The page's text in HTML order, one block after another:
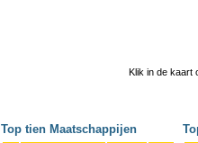
Klik in de kaart
Top tien Maatschappijen